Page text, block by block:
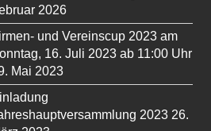
2026
und Vereinscup 2023 am
16. Juli 2023 ab 11:00 Uhr
Mai 2023
2023 26.